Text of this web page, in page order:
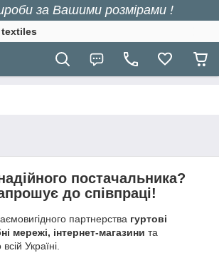
за Вашими розмірами !
постачальника?
до співпраці!
партнерства гуртові
мережі, інтернет-магазини та
всій Україні.